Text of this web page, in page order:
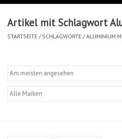
Sprays
Sets
Zubehör
Artikel mit Schlagwort
STARTSEITE / SCHLAGWORTE /ALUMINIUM